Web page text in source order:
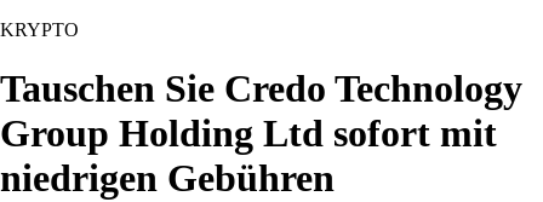
KRYPTO
Tauschen Sie Credo Technology
Group Holding Ltd sofort mit
niedrigen Gebühren